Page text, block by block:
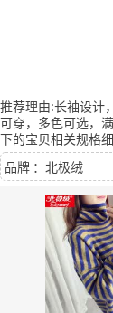
推荐理由:长袖设计
可穿，多色可选，
下的宝贝相关规格
品牌 ：北极绒